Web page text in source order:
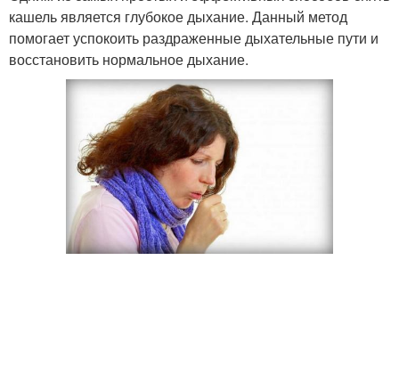
кашель является глубокое дыхание. Данный метод
помогает успокоить раздраженные дыхательные пути и
восстановить нормальное дыхание.